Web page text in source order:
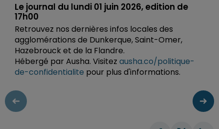
Le journal du lundi 01 juin 2026, edition de
17h00
Retrouvez nos dernières infos locales des
agglomérations de Dunkerque, Saint-Omer,
Hazebrouck et de la Flandre.
Hébergé par Ausha. Visitez ausha.co/politique-
de-confidentialite pour plus d'informations.